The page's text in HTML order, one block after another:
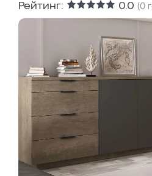
Рейтинг: 0.0 (0